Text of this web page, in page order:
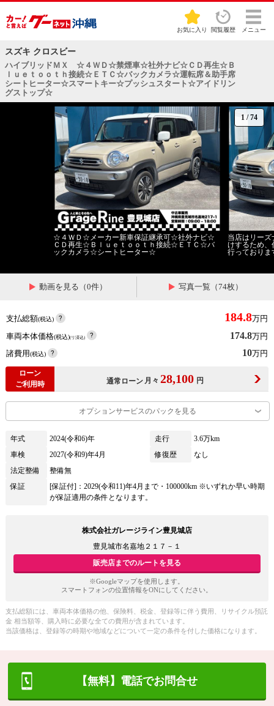
お気に入り 閲覧履歴 メニュー
スズキ クロスビー
ハイブリッドＭＸ ☆４ＷＤ☆禁煙車☆社外ナビ☆ＣＤ再生☆Ｂ
ｌｕｅｔｏｏｔｈ接続☆ＥＴＣ☆バックカメラ☆運転席＆助手席
シートヒーター☆スマートキー☆プッシュスタート☆アイドリン
グストップ☆
1 /74
☆４ＷＤ☆メーカー新車保証継承可☆社外ナビ☆
ＣＤ再生☆Ｂｌｕｅｔｏｏｔｈ接続☆ＥＴＣ☆バ
ックカメラ☆シートヒーター☆
当店はリー
けするため
行っており
動画を見る（0件） 写真一覧（74枚）
支払総額(税込) 184.8万円
車両本体価格(税込)(リ済込) 174.8万円
諸費用(税込) 10万円
ローン
ご利用時
通常ローン 月々 28,100 円
オプションサービスのパックを見る
年式 2024(令和6)年 走行
3.6万km
車検
2027(令和9)年4月 修復歴
なし
法定整備
整備無
保証
[保証付]：2029(令和11)年4月まで・100000km ※いずれか早い時期
が保証適用の条件となります。
株式会社ガレージライン豊見城店
豊見城市名嘉地２１７－１
販売店までのルートを見る
※Googleマップを使用します。
スマートフォンの位置情報をONにしてください。
支払総額には、車両本体価格の他、保険料、税金、登録等に伴う費用、リサイクル預託
金 相当額等、購入時に必要な全ての費用が含まれています。
当該価格は、登録等の時期や地域などについて一定の条件を付した価格になります。
【無料】電話でお問合せ